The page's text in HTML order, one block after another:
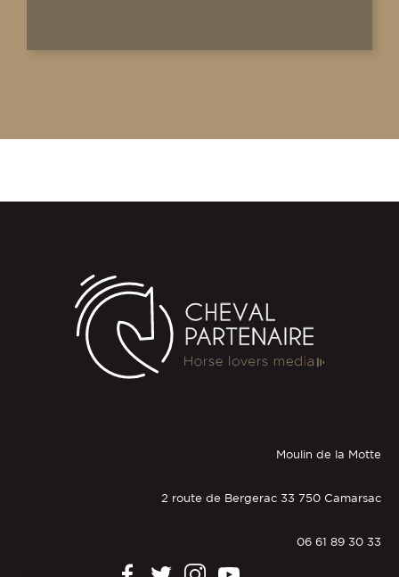
Moulin de la Motte
2 route de Bergerac 33 750 Camarsac
06 61 89 30 33